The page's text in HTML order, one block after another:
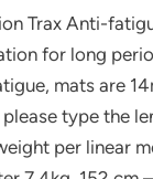
Trax Anti-
for long
mats are
type the
per linear